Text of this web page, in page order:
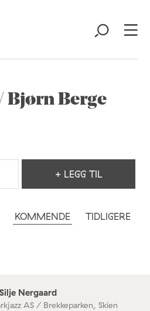
Bjørn Berge
+ LEGG TIL
KOMMENDE TIDLIGERE
Nergaard
AS / Brekkeparken, Skien